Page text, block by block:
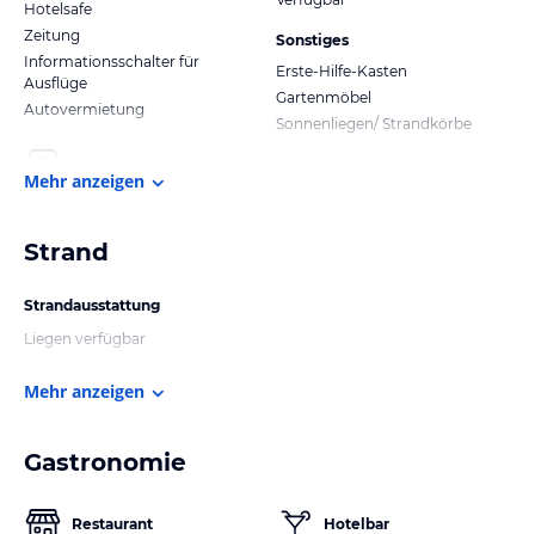
Hotelsafe
Zeitung
Informationsschalter für
Ausflüge
Autovermietung
Sonstiges
Erste-Hilfe-Kasten
Gartenmöbel
Sonnenliegen/ Strandkörbe
Mehr anzeigen
Strand
Strandausstattung
Liegen verfügbar
Mehr anzeigen
Gastronomie
Restaurant Hotelbar